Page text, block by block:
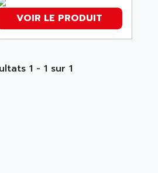
VOIR LE PRODUIT
1 - 1 sur 1